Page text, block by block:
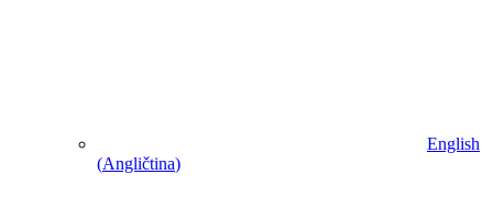
English
(Angličtina)